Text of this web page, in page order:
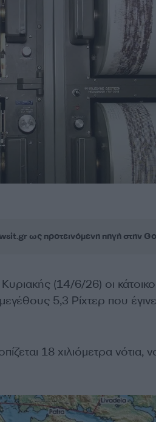
ως προτεινόμενη πηγή στην
(14/6/26) οι
μεγέθους 5,3 Ρίχτερ που
18 χιλιόμετρα νότια,